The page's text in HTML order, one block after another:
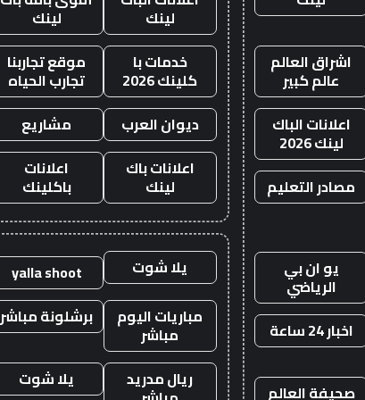
اشراق العالم
عالم كبير
اعلانات الباك
لينك 2026
مصادر التعليم
يو ان بي
الرياضي
اخبار 24 ساعة
صحيفة العالم
لينك
لينك
خدمات با
كلينك 2026
موقع تجاربنا
تجارب الحياه
ديوان العرب
مشاريع
اعلانات باك
لينك
اعلانات
باكلينك
يلا شوت
yalla shoot
مباريات اليوم
مباشر
برشلونة مباشر
ريال مدريد يلا شوت